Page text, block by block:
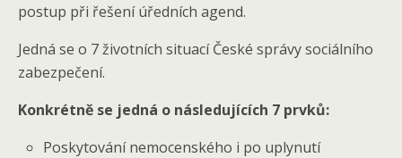
postup při řešení úředních agend.
Jedná se o 7 životních situací České správy sociálního
zabezpečení.
Konkrétně se jedná o následujících 7 prvků:
Poskytování nemocenského i po uplynutí